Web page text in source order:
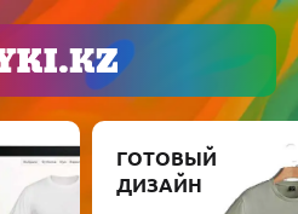
ГОТОВЫЙ
ДИЗАЙН